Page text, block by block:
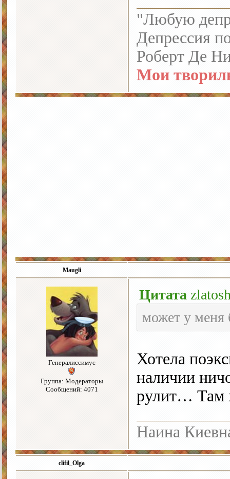
"Любую
Депрессия
Роберт Де
Мои
Maugli
Генералиссимус
Группа: Модераторы
Сообщений: 4071
Цитата
может у меня
Хотела
наличии
рулит… Там
Наина
clifil_Olga